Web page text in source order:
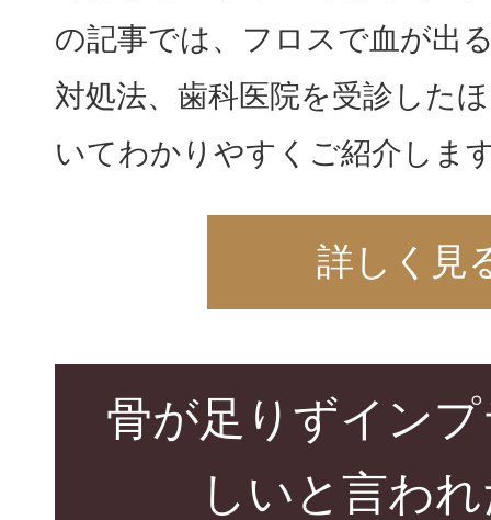
の記事では、フロスで血が出
対処法、歯科医院を受診した
いてわかりやすくご紹介しま
詳しく見
骨が足りずイン
しいと言わ